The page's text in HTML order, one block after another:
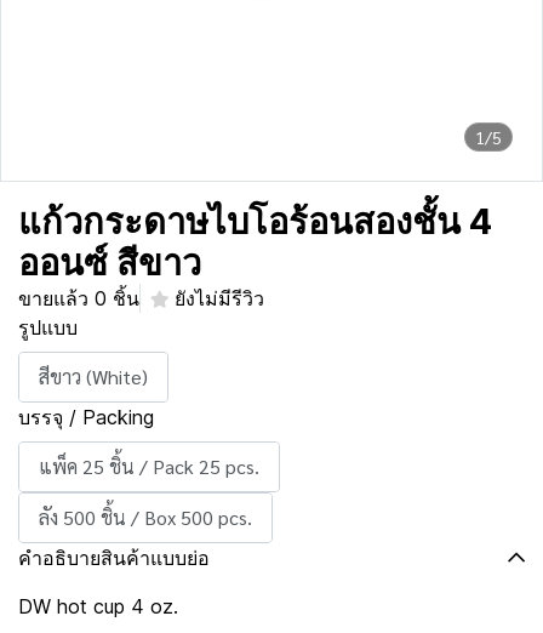
1/5
แก้วกระดาษไบโอร้อนสองชั้น 4
ออนซ์ สีขาว
ขายแล้ว 0 ชิ้น
ยังไม่มีรีวิว
รูปแบบ
สีขาว (White)
บรรจุ / Packing
แพ็ค 25 ชิ้น / Pack 25 pcs.
ลัง 500 ชิ้น / Box 500 pcs.
คำอธิบายสินค้าแบบย่อ
DW hot cup 4 oz.